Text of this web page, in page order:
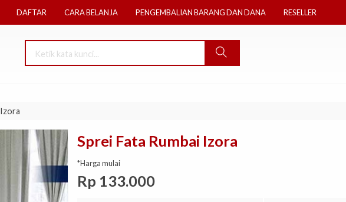
DAFTAR CARA BELANJA PENGEMBALIAN BARANG DAN DANA RESELLER
Sprei Fata Rumbai Izora
*Harga mulai
Rp 133.000